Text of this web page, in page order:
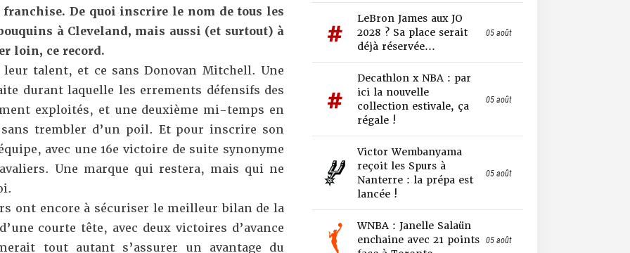
franchise. De quoi inscrire le nom de tous les
à Cleveland, mais aussi (et surtout) à
loin, ce record.
leur talent, et ce sans Donovan Mitchell. Une
durant laquelle les errements défensifs des
exploités, et une deuxième mi-temps en
trembler d’un poil. Et pour inscrire son
avec une 16e victoire de suite synonyme
Une marque qui restera, mais qui ne
ont encore à sécuriser le meilleur bilan de la
courte tête, avec deux victoires d’avance
tout autant s’assurer un avantage du
LeBron James aux JO
2028 ? Sa place serait
déjà réservée...
05 août
Decathlon x NBA : par
ici la nouvelle
collection estivale, ça
régale !
05 août
Victor Wembanyama
reçoit les Spurs à
Nanterre : la prépa est
lancée !
05 août
WNBA : Janelle Salaün
enchaine avec 21 points 05 août